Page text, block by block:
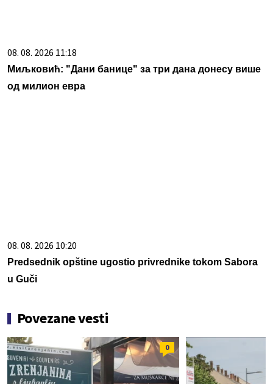
08. 08. 2026 11:18
Миљковић: "Дани банице" за три дана донесу више
од милион евра
08. 08. 2026 10:20
Predsednik opštine ugostio privrednike tokom Sabora
u Guči
Povezane vesti
0